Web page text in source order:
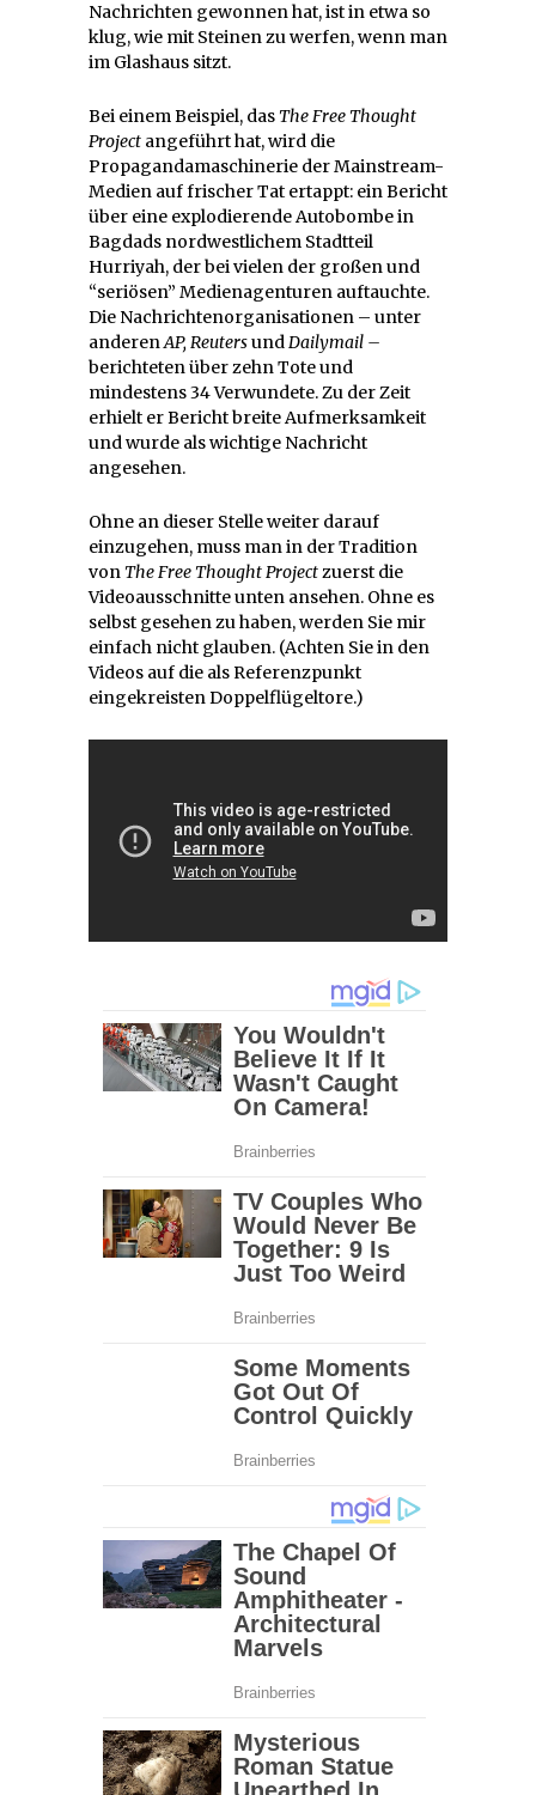
Nachrichten gewonnen hat, ist in etwa so
klug, wie mit Steinen zu werfen, wenn man
im Glashaus sitzt.
Bei einem Beispiel, das The Free Thought
Project angeführt hat, wird die
Propagandamaschinerie der Mainstream-
Medien auf frischer Tat ertappt: ein Bericht
über eine explodierende Autobombe in
Bagdads nordwestlichem Stadtteil
Hurriyah, der bei vielen der großen und
“seriösen” Medienagenturen auftauchte.
Die Nachrichtenorganisationen – unter
anderenAP, ReutersundDailymail –
berichteten über zehn Tote und
mindestens 34 Verwundete. Zu der Zeit
erhielt er Bericht breite Aufmerksamkeit
und wurde als wichtige Nachricht
angesehen.
Ohne an dieser Stelle weiter darauf
einzugehen, muss man in der Tradition
von The Free Thought Projectzuerst die
Videoausschnitte unten ansehen. Ohne es
selbst gesehen zu haben, werden Sie mir
einfach nicht glauben. (Achten Sie in den
Videos auf die als Referenzpunkt
eingekreisten Doppelflügeltore.)